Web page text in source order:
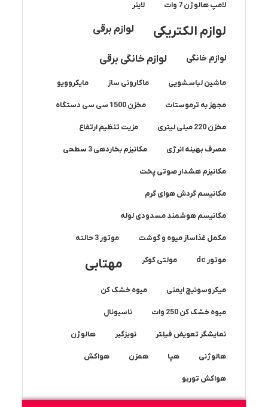
لامپ هالوژن 7 وات لاینر
لوازم الکتریکی لوازم برقی
لوازم خانگی لوازم خانگی برقی
ماشین لباسشویی ماکارونی ساز مایکروویو
مجهز به ترموستات مخزن 1500 سی سی دستگاه
مخزن 220 میلی لیتری مزیت تنظیم ارتفاع
مصرف بهینه انرژی مکانیزم بخاردهی 3 سطحی
مکانیزم هشدار صوتی پخت
مکانیسم گردش هوای گرم
مکانیسم هوشمند مسدودی لوله
مکمل غذاساز میوه و گوشت موتور 3 حالته
موتور dc مولتی کوکر مهتابی
میکروسوئیچ ایمنی میوه خشک کن
میوه خشک کن 250 وات ناسیونال
نمایشگر تعویض فیلتر نویزگیر هالوژن
هالوژنی هپا همزن هواکش
هواکش توربو